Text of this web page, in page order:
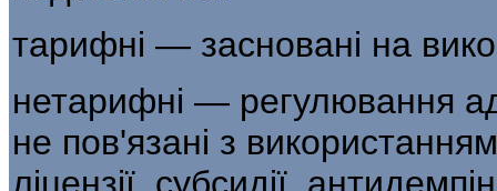
тарифні — засновані на
нетарифні — регулювання
не пов'язані з
ліцензії, субсидії,